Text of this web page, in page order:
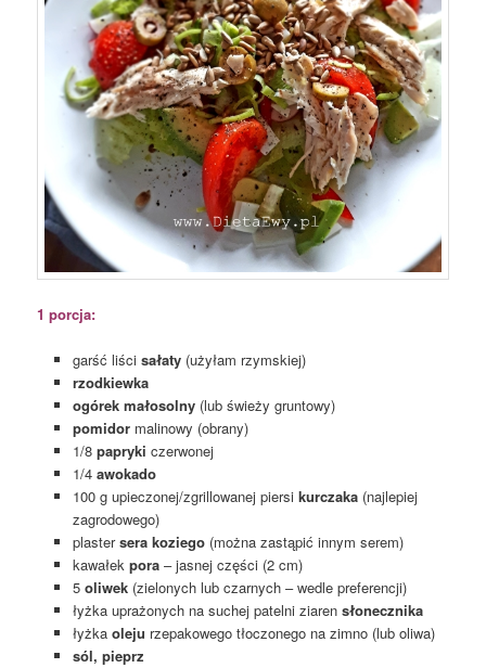
1 porcja:
garść liścisałaty(użyłam rzymskiej)
rzodkiewka
ogórek małosolny(lub świeży gruntowy)
pomidormalinowy (obrany)
1/8 papryki czerwonej
1/4 awokado
100 g upieczonej/zgrillowanej piersi kurczaka(najlepiej
zagrodowego)
plastersera koziego(można zastąpić innym serem)
kawałek pora– jasnej części (2 cm)
5 oliwek(zielonych lub czarnych – wedle preferencji)
łyżka uprażonych na suchej patelni ziaren słonecznika
łyżka oleju rzepakowego tłoczonego na zimno (lub oliwa)
sól, pieprz